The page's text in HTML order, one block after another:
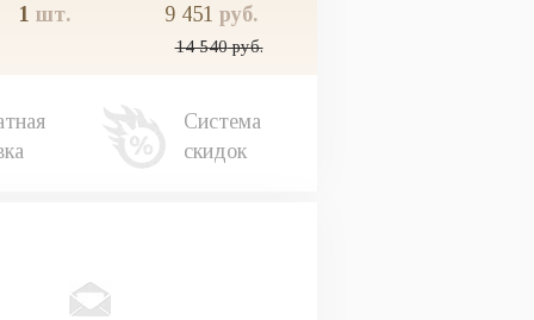
1 шт. 9 451 руб.
14 540руб.
Система
скидок